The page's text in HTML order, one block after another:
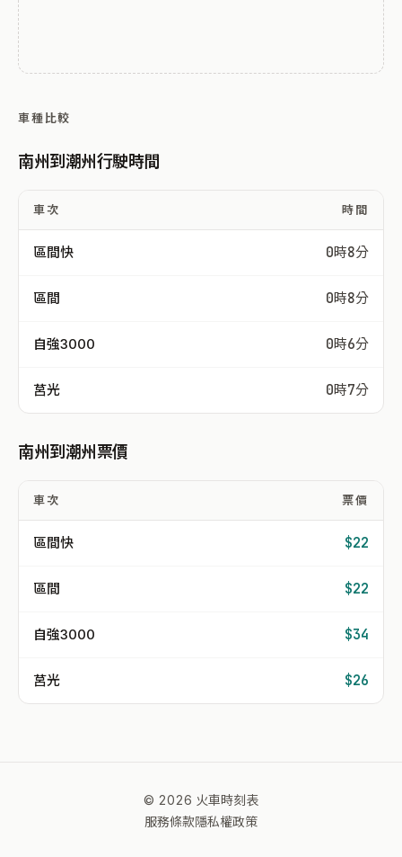
車種比較
南州到潮州行駛時間
車次 時間
區間快 0時8分
區間 0時8分
自強3000 0時6分
莒光 0時7分
南州到潮州票價
車次 票價
區間快 $22
區間 $22
自強3000 $34
莒光 $26
© 2026 火車時刻表
服務條款隱私權政策